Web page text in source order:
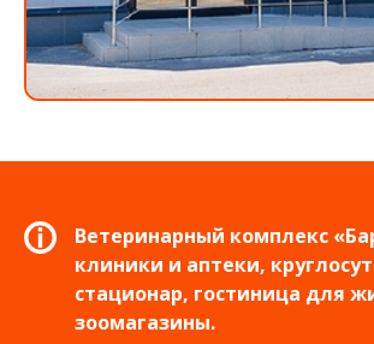
Ветеринарный комплекс
клиники и аптеки,
стационар, гостиница для
зоомагазины.